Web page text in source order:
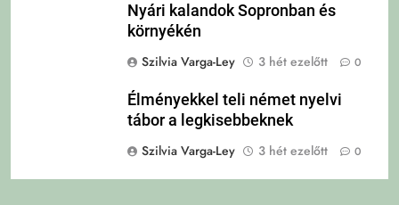
Nyári kalandok Sopronban és
környékén
Szilvia Varga-Ley
3 hét ezelőtt 0
Élményekkel teli német nyelvi
tábor a legkisebbeknek
Szilvia Varga-Ley
3 hét ezelőtt 0